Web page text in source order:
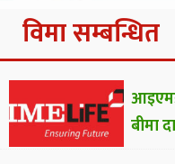
विमा सम्बन्धित
बीमा